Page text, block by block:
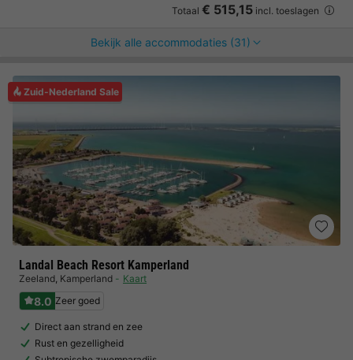
Totaal € 515,15 incl. toeslagen
Bekijk alle accommodaties (31)
Zuid-Nederland Sale
Landal Beach Resort Kamperland
Zeeland, Kamperland Kaart
8.0 Zeer goed
Direct aan strand en zee
Rust en gezelligheid